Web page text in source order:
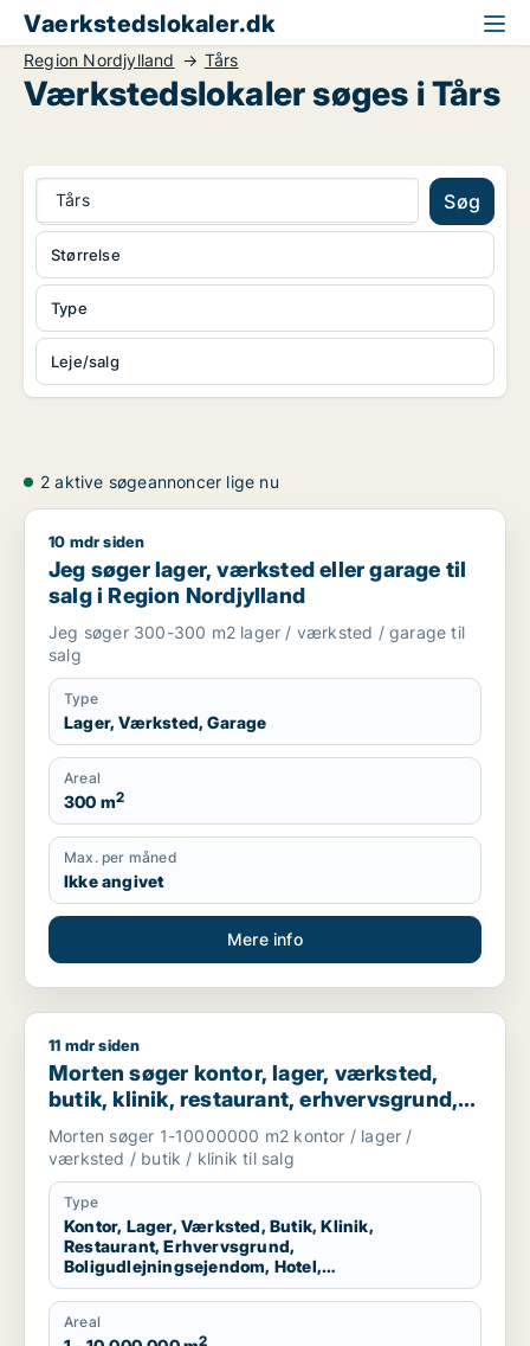
Vaerkstedslokaler.dk
Region Nordjylland Tårs
Værkstedslokaler søges i Tårs
Tårs Søg
Type
Leje/salg
Størrelse
2 aktive søgeannoncer lige nu
Jeg søger lager, værksted eller garage til salg i Region
10 mdr siden
Jeg søger lager, værksted eller garage til
salg i Region Nordjylland
Jeg søger 300-300 m2 lager / værksted / garage til
salg
Type
Lager, Værksted, Garage
Areal
300 m2
Max. per måned
Ikke angivet
Mere info
Morten søger kontor, lager, værksted, butik, klinik,
11 mdr siden
Morten søger kontor, lager, værksted,
butik, klinik, restaurant, erhvervsgrund,
boligudlejningsejendom, hotel eller
produktionslokaler til salg i Region
Nordjylland
Morten søger 1-10000000 m2 kontor / lager /
værksted / butik / klinik til salg
Type
Kontor, Lager, Værksted, Butik, Klinik,
Restaurant, Erhvervsgrund,
Boligudlejningsejendom, Hotel,
Produktionslokaler
Areal
2